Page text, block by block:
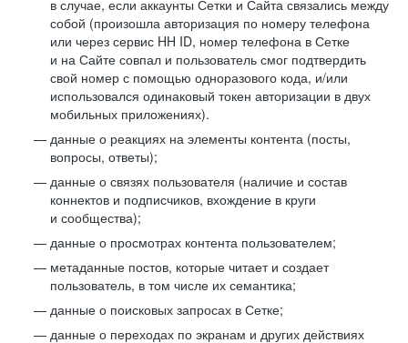
в случае, если аккаунты Сетки и Сайта связались между
собой (произошла авторизация по номеру телефона
или через сервис HH ID, номер телефона в Сетке
и на Сайте совпал и пользователь смог подтвердить
свой номер с помощью одноразового кода, и/или
использовался одинаковый токен авторизации в двух
мобильных приложениях).
данные о реакциях на элементы контента (посты,
вопросы, ответы);
данные о связях пользователя (наличие и состав
коннектов и подписчиков, вхождение в круги
и сообщества);
данные о просмотрах контента пользователем;
метаданные постов, которые читает и создает
пользователь, в том числе их семантика;
данные о поисковых запросах в Сетке;
данные о переходах по экранам и других действиях